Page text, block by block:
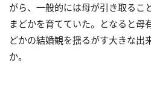
がら、一般的には母が引き取るこ
まどかを育てていた。となると母
どかの結婚観を揺るがす大きな出
か。